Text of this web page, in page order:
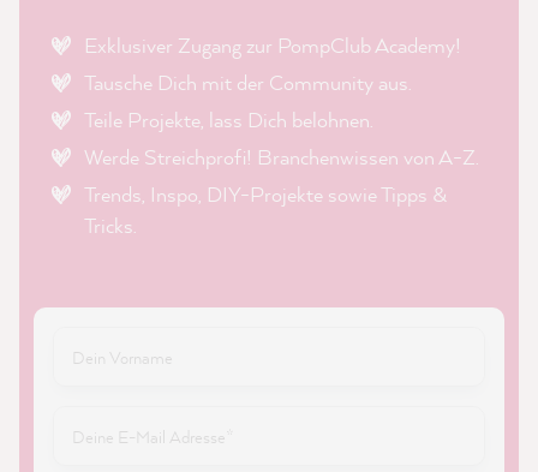
Exklusiver Zugang zur PompClub Academy!
Tausche Dich mit der Community aus.
Teile Projekte, lass Dich belohnen.
Werde Streichprofi! Branchenwissen von A-Z.
Trends, Inspo, DIY-Projekte sowie Tipps &
Tricks.